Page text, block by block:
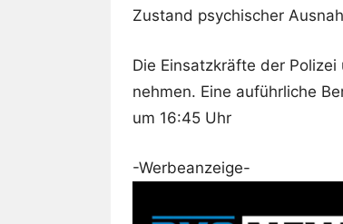
Zustand psychischer
Die Einsatzkräfte der
nehmen. Eine auführliche
um 16:45 Uhr
-Werbeanzeige-